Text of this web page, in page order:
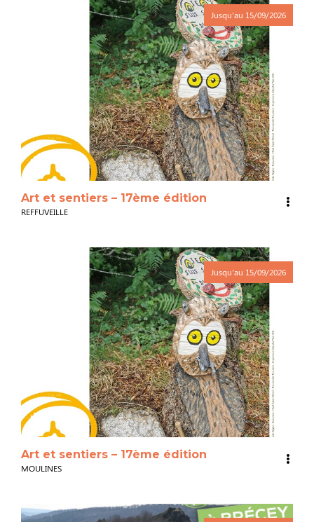
Jusqu'au 15/09/2026
Art et sentiers – 17ème édition
REFFUVEILLE
Jusqu'au 15/09/2026
Art et sentiers – 17ème édition
MOULINES